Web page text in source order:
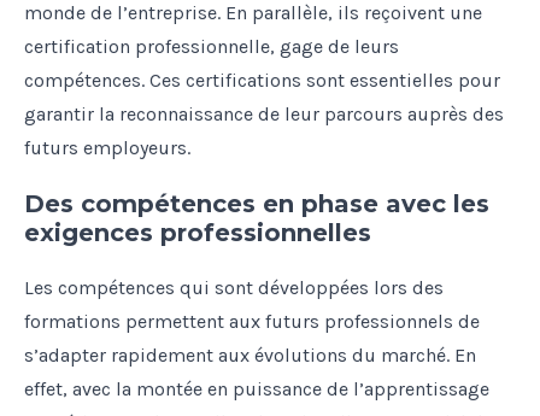
monde de l’entreprise. En parallèle, ils reçoivent une
certification professionnelle, gage de leurs
compétences. Ces certifications sont essentielles pour
garantir la reconnaissance de leur parcours auprès des
futurs employeurs.
Des compétences en phase avec les
exigences professionnelles
Les compétences qui sont développées lors des
formations permettent aux futurs professionnels de
s’adapter rapidement aux évolutions du marché. En
effet, avec la montée en puissance de l’apprentissage